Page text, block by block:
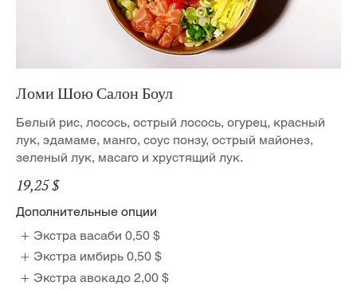
Ломи Шою Салон Боул
Белый рис, лосось, острый лосось, огурец, красный
лук, эдамаме, манго, соус понзу, острый майонез,
зеленый лук, масаго и хрустящий лук.
19,25 $
Дополнительные опции
Экстра васаби 0,50 $
Экстра имбирь 0,50 $
Экстра авокадо 2,00 $